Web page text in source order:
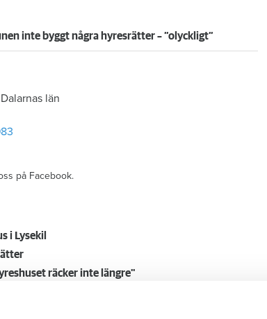
inte byggt några hyresrätter – ”olyckligt”
län
på Facebook.
i Lysekil
räcker inte längre"